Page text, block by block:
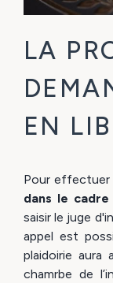
LA
EN
Pour effectuer
dans le cadre
saisir le juge
appel est
plaidoirie aura
chamrbe de